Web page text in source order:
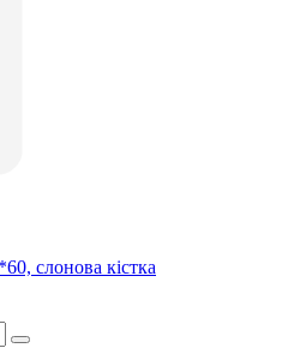
слонова кістка